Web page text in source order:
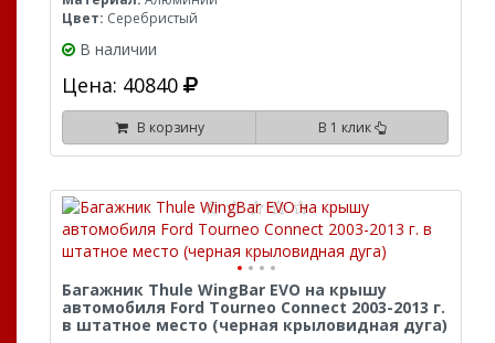
Цвет: Серебристый
В наличии
Цена: 40840
В корзину В 1 клик
Багажник Thule WingBar EVO на крышу
автомобиля Ford Tourneo Connect 2003-2013 г.
в штатное место (черная крыловидная дуга)